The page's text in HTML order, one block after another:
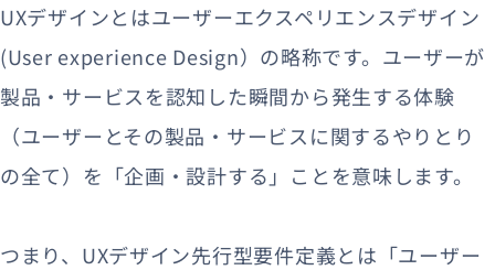
UXデザインとはユーザーエクスペリエンスデザイン
(User experience Design）の略称です。ユーザーが
製品・サービスを認知した瞬間から発生する体験
（ユーザーとその製品・サービスに関するやりとり
の全て）を「企画・設計する」ことを意味します。
つまり、UXデザイン先行型要件定義とは「ユーザー